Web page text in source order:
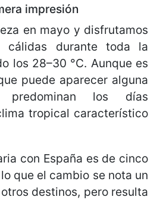
impresión
en mayo y disfrutamos
cálidas durante toda la
los 28–30 °C. Aunque es
puede aparecer alguna
predominan los días
tropical característico
con España es de cinco
que el cambio se nota un
destinos, pero resulta